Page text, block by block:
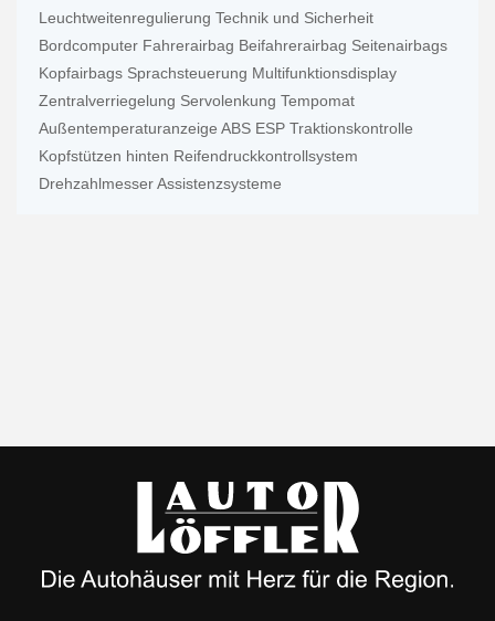
Leuchtweitenregulierung Technik und Sicherheit
Bordcomputer Fahrerairbag Beifahrerairbag Seitenairbags
Kopfairbags Sprachsteuerung Multifunktionsdisplay
Zentralverriegelung Servolenkung Tempomat
Außentemperaturanzeige ABS ESP Traktionskontrolle
Kopfstützen hinten Reifendruckkontrollsystem
Drehzahlmesser Assistenzsysteme